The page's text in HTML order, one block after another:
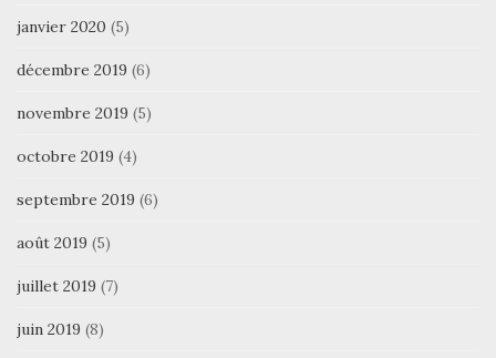
janvier 2020 (5)
décembre 2019 (6)
novembre 2019 (5)
octobre 2019 (4)
septembre 2019 (6)
août 2019 (5)
juillet 2019 (7)
juin 2019 (8)